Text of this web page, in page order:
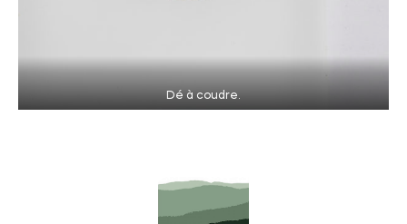
Dé à coudre.